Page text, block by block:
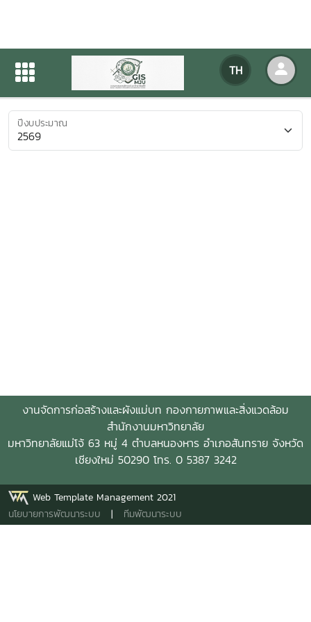
TH
ค้นหาตามปีงบประมาณ
ข่าวสารกิจกรรม ค้นหาตามปีงบประมาณ
ปีงบประมาณ
งานจัดการก่อสร้างและผังแม่บท กองกายภาพและสิ่งแวดล้อม
สำนักงานมหาวิทยาลัย
มหาวิทยาลัยแม่โจ้ 63 หมู่ 4 ตำบลหนองหาร อำเภอสันทราย จังหวัด
เชียงใหม่ 50290 โทร. 0 5387 3242
Web Template Management 2021
นโยบายการพัฒนาระบบ | ทีมพัฒนาระบบ